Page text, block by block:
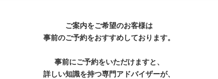
ご案内をご希望のお客様は
事前のご予約をおすすめしております。
事前にご予約をいただけますと、
詳しい知識を持つ専門アドバイザーが、